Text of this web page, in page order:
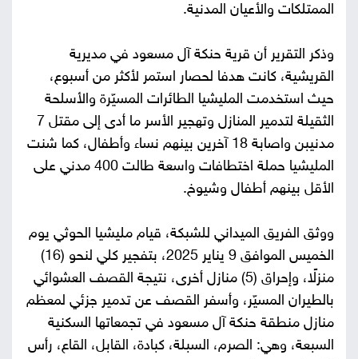
الممتلكات والأعيان المدنية.
وذكر التقرير أن قرية حنكة آل مسعود في مديرية
القريشية، كانت هدفا لحصار استمر لأكثر من أسبوع،
حيث استخدمت المليشيا الطائرات المسيّرة والأسلحة
الثقيلة لتدمير المنازل وتهجير الأسر ما أدى إلى مقتل 7
مدنيبن واصابة 18 آخرين بينهم نساء وأطفال، كما شنت
المليشيا حملة اختطافات واسعة طالت 400 مدني على
الأقل بينهم أطفال وشيوخ.
ووثق الفريق الميداني للشبكة، قيام مليشيا الحوثي يوم
الخميس الموافق 9 يناير 2025، بتفجير كلي لنحو (16)
منزلًا، وإحراق (5) منازل أخرى، نتيجة القصف العشوائي
بالطيران المسيّر، وأسفر القصف عن تدمير جزئي لمعظم
منازل منطقة حنكة آل مسعود في تجمعاتها السكنية
السبعة، وهي: الصرم، السبلة، كبادة، القابل، القاع، رأس